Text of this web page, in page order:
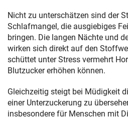
Nicht zu unterschätzen sind der
Schlafmangel, die ausgiebiges
bringen. Die langen Nächte und
wirken sich direkt auf den
schüttet unter Stress vermehrt
Blutzucker erhöhen können.
Gleichzeitig steigt bei Müdigkeit
einer Unterzuckerung zu
insbesondere für Menschen mit